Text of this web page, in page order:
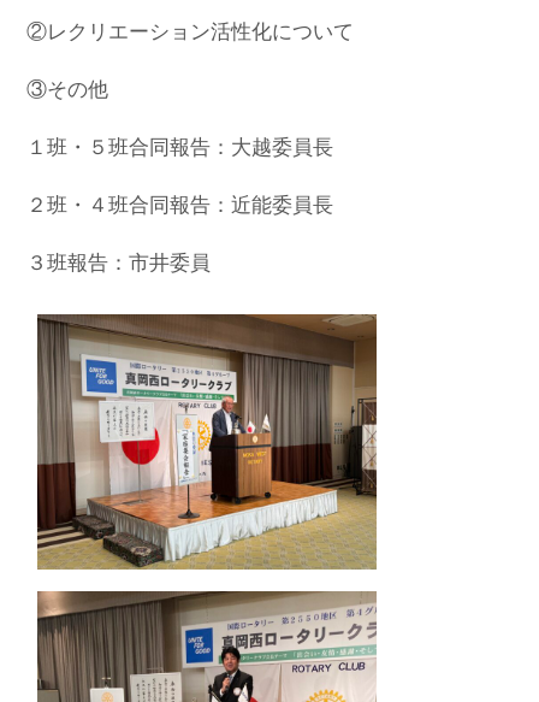
②レクリエーション活性化について
③その他
１班・５班合同報告：大越委員長
２班・４班合同報告：近能委員長
３班報告：市井委員
HOME